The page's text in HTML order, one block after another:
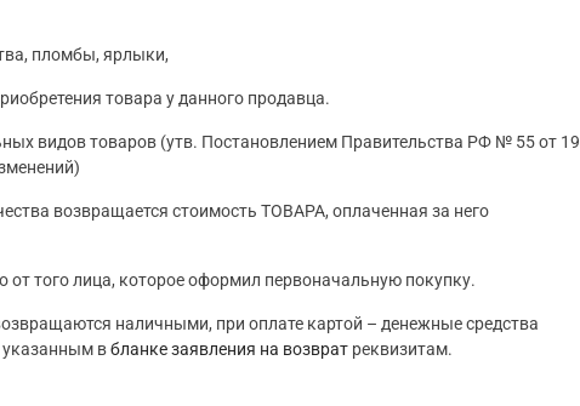
пломбы, ярлыки,
товара у данного продавца.
видов товаров (утв. Постановлением Правительства РФ № 55 от 19
возвращается стоимость ТОВАРА, оплаченная за него
того лица, которое оформил первоначальную покупку.
наличными, при оплате картой – денежные средства
указанным вбланке заявления на возврат реквизитам.